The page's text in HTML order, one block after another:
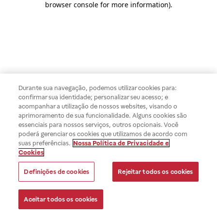
browser console for more information).
Durante sua navegação, podemos utilizar cookies para:
confirmar sua identidade; personalizar seu acesso; e
acompanhar a utilização de nossos websites, visando o
aprimoramento de sua funcionalidade. Alguns cookies são
essenciais para nossos serviços, outros opcionais. Você
poderá gerenciar os cookies que utilizamos de acordo com
suas preferências. Nossa Política de Privacidade e
Cookies
Definições de cookies Rejeitar todos os cookies
Aceitar todos os cookies